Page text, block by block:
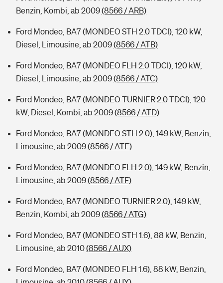
Benzin, Kombi, ab 2009(8566 / ARB)
Ford Mondeo, BA7 (MONDEO STH 2.0 TDCI), 120 kW,
Diesel, Limousine, ab 2009(8566 / ATB)
Ford Mondeo, BA7 (MONDEO FLH 2.0 TDCI), 120 kW,
Diesel, Limousine, ab 2009(8566 / ATC)
Ford Mondeo, BA7 (MONDEO TURNIER 2.0 TDCI), 120
kW, Diesel, Kombi, ab 2009(8566 / ATD)
Ford Mondeo, BA7 (MONDEO STH 2.0), 149 kW, Benzin,
Limousine, ab 2009(8566 / ATE)
Ford Mondeo, BA7 (MONDEO FLH 2.0), 149 kW, Benzin,
Limousine, ab 2009(8566 / ATF)
Ford Mondeo, BA7 (MONDEO TURNIER 2.0), 149 kW,
Benzin, Kombi, ab 2009(8566 / ATG)
Ford Mondeo, BA7 (MONDEO STH 1.6), 88 kW, Benzin,
Limousine, ab 2010(8566 / AUX)
Ford Mondeo, BA7 (MONDEO FLH 1.6), 88 kW, Benzin,